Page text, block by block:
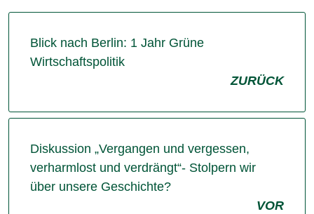
Blick nach Berlin: 1 Jahr Grüne
Wirtschaftspolitik
ZURÜCK
Diskussion „Vergangen und vergessen,
verharmlost und verdrängt“- Stolpern wir
über unsere Geschichte?
VOR